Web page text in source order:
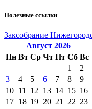
Полезные ссылки
Закcобрание
Август 2026
Пн Вт Ср Чт Пт Сб Вс
1
2
3
4 5 6 7 8
9
10 11 12 13 14 15 16
17 18 19 20 21 22 23